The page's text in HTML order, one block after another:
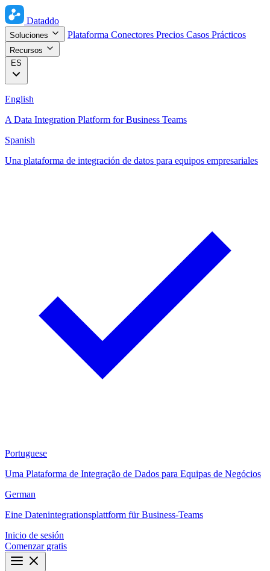
Dataddo
Soluciones Plataforma Conectores Precios Casos Prácticos
Recursos
ES
English
A Data Integration Platform for Business Teams
Spanish
Una plataforma de integración de datos para equipos empresariales
Portuguese
Uma Plataforma de Integração de Dados para Equipas de Negócios
German
Eine Datenintegrationsplattform für Business-Teams
Inicio de sesión
Comenzar gratis